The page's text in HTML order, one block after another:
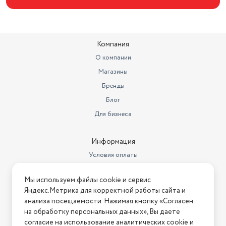
Особенности
термостат
5 лет
Компания
О компании
Магазины
Бренды
Блог
Для бизнеса
Информация
Условия оплаты
Условия возврата
Нашли ошибку на сайте? Напишите нам
2026 © Интернет-магазин "АстМаркет". У нас есть всё!
Мы используем файлы cookie и сервис
Яндекс.Метрика для корректной работы сайта и
анализа посещаемости. Нажимая кнопку «Согласен
на обработку персональных данных», Вы даете
согласие на использование аналитических cookie и